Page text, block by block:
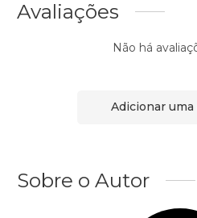
Avaliações
Não há
Adicionar uma
Sobre o Autor